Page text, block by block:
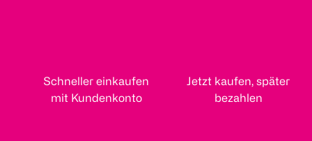
Schneller einkaufen
mit Kundenkonto
Jetzt kaufen, später
bezahlen